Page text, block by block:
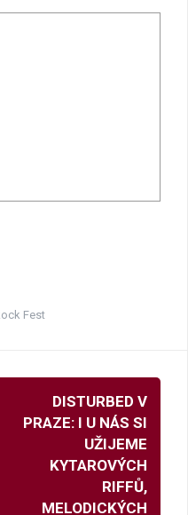
Fest
DISTURBED V
PRAZE: I U NÁS SI
UŽIJEME
KYTAROVÝCH
RIFFŮ,
MELODICKÝCH